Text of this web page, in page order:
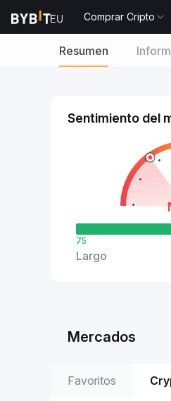
Comprar Cripto
Resumen
Sentimiento del
75
Largo
Mercados
Favoritos